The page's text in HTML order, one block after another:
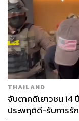
การหยิบเพลงฮิตที่อ
ผ่านตัวตนที่สดใสขอ
ฟิล์ม’ เป็นตอกย้ำแ
มหัศจรรย์เกิดขึ้นได้
คนสำคัญอยู่ด้วยกัน
การพบกันระหว่าง ‘
X และ Gen Y มาสื่
ใช่’ ไอคอนคน Gen
THAILAND
จับตาคดีเยาวชน 14
ประพฤติดี-รับการรั